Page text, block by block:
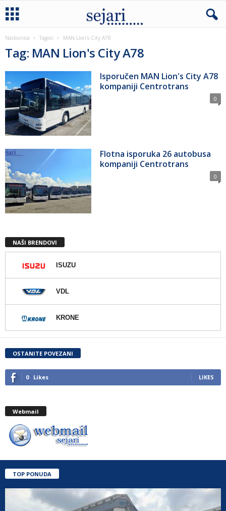
Naslovnica Tagovi MAN Lion's City A78
Tag: MAN Lion's City A78
Isporučen MAN Lion's City A78
kompaniji Centrotrans
0
Flotna isporuka 26 autobusa
kompaniji Centrotrans
0
NAŠI BRENDOVI
ISUZU
VDL
KRONE
OSTANITE POVEZANI
0 Likes LIKES
Webmail
TOP PONUDA